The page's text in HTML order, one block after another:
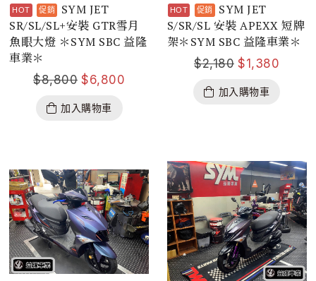
SYM JET
SR/SL/SL+安裝 GTR雪月
魚眼大燈 ＊SYM SBC 益隆
車業＊
$8,800 $6,800
加入購物車
SYM JET
S/SR/SL 安裝 APEXX 短牌
架＊SYM SBC 益隆車業＊
$2,180 $1,380
加入購物車